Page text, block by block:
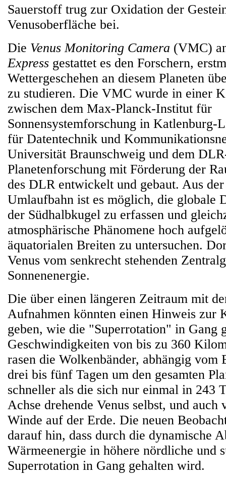
Sauerstoff trug zur Oxidation der
Venusoberfläche bei.
Die Venus Monitoring Camera (VMC)
Express gestattet es den Forschern,
Wettergeschehen an diesem Planeten
zu studieren. Die VMC wurde in einer
zwischen dem Max-Planck-Institut für
Sonnensystemforschung in Katlenburg-
für Datentechnik und
Universität Braunschweig und dem
Planetenforschung mit Förderung der
des DLR entwickelt und gebaut. Aus
Umlaufbahn ist es möglich, die globale
der Südhalbkugel zu erfassen und
atmosphärische Phänomene hoch
äquatorialen Breiten zu untersuchen.
Venus vom senkrecht stehenden
Sonnenenergie.
Die über einen längeren Zeitraum mit
Aufnahmen könnten einen Hinweis zur
geben, wie die "Superrotation" in Gang
Geschwindigkeiten von bis zu 360
rasen die Wolkenbänder, abhängig vom
drei bis fünf Tagen um den gesamten
schneller als die sich nur einmal in 243
Achse drehende Venus selbst, und auch
Winde auf der Erde. Die neuen
darauf hin, dass durch die dynamische
Wärmeenergie in höhere nördliche und
Superrotation in Gang gehalten wird.